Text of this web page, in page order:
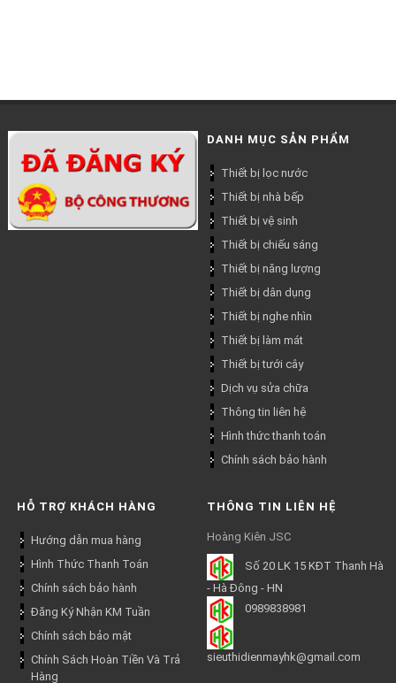
DANH MỤC SẢN PHẨM
Thiết bị lọc nước
Thiết bị nhà bếp
Thiết bị vệ sinh
Thiết bị chiếu sáng
Thiết bị năng lượng
Thiết bị dân dụng
Thiết bị nghe nhìn
Thiết bị làm mát
Thiết bị tưới cây
Dịch vụ sửa chữa
Thông tin liên hệ
Hình thức thanh toán
Chính sách bảo hành
HỖ TRỢ KHÁCH HÀNG
Hướng dẫn mua hàng
Hình Thức Thanh Toán
Chính sách bảo hành
Đăng Ký Nhận KM Tuần
Chính sách bảo mật
Chính Sách Hoàn Tiền Và Trả
Hàng
THÔNG TIN LIÊN HỆ
Hoàng Kiên JSC
Số 20 LK 15 KĐT Thanh Hà
- Hà Đông - HN
0989838981
sieuthidienmayhk@gmail.com